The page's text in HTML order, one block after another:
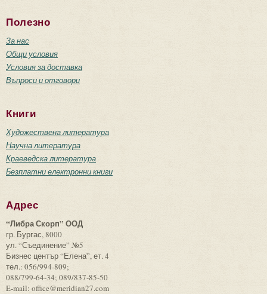
Полезно
За нас
Общи условия
Условия за доставка
Въпроси и отговори
Книги
Художествена литература
Научна литература
Краеведска литература
Безплатни електронни книги
Адрес
“Либра Скорп” ООД
гр. Бургас, 8000
ул. “Съединение” №5
Бизнес център “Елена”, ет. 4
тел.: 056/994-809;
088/799-64-34; 089/837-85-50
E-mail: office@meridian27.com